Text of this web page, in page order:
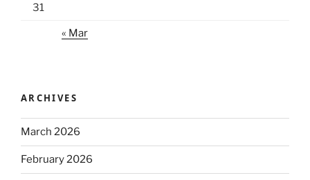
31
« Mar
ARCHIVES
March 2026
February 2026